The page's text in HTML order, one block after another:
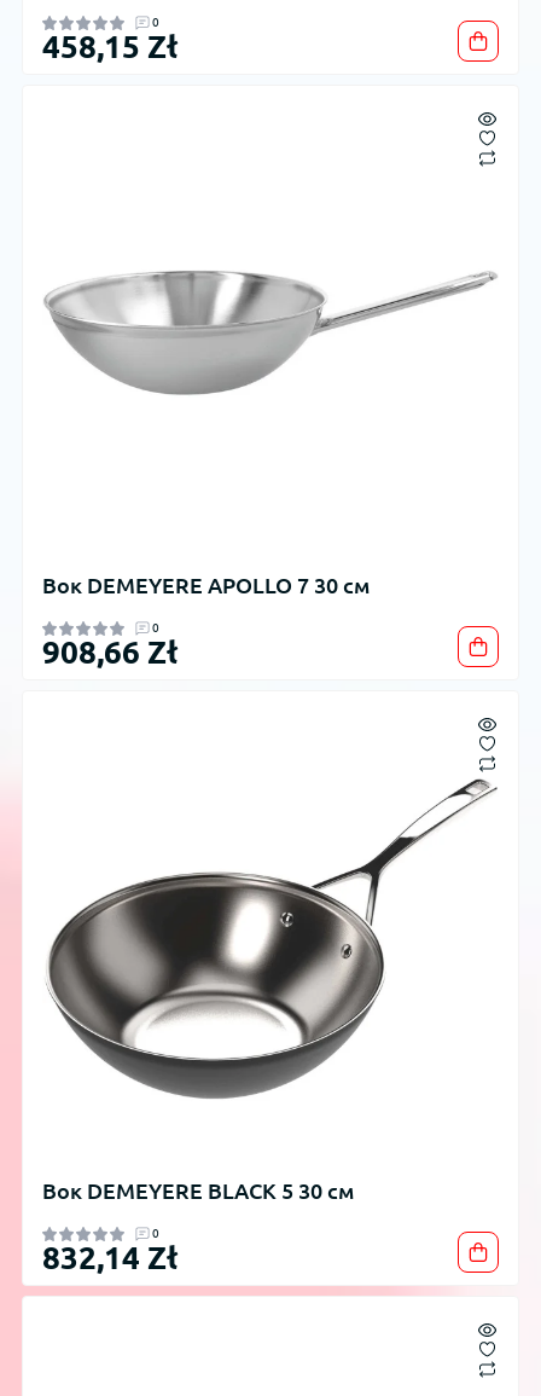
0
458,15 Zł
Вок DEMEYERE APOLLO 7 30 см
0
908,66 Zł
Вок DEMEYERE BLACK 5 30 см
0
832,14 Zł